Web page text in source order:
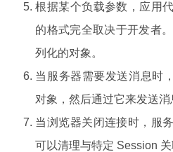
根据某个负载参数，应用
的格式完全取决于开发者
列化的对象。
当服务器需要发送消息时
对象，然后通过它来发送消
当浏览器关闭连接时，服
可以清理与特定 Session 关